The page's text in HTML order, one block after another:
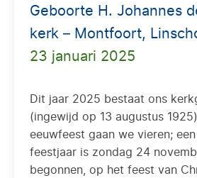
Geboorte H. Johannes
kerk – Montfoort,
23 januari 2025
Dit jaar 2025 bestaat ons
(ingewijd op 13 augustus
eeuwfeest gaan we vieren;
feestjaar is zondag 24
begonnen, op het feest van